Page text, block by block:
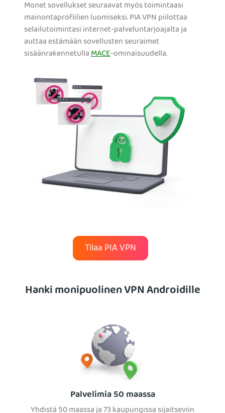
Monet sovellukset seuraavat myös toimintaasi
mainontaprofiilien luomiseksi. PIA VPN piilottaa
selailutoimintasi internet-palveluntarjoajalta ja
auttaa estämään sovellusten seuraimet
sisäänrakennetullaMACE-ominaisuudella.
Tilaa PIA VPN
Hanki monipuolinen VPN Androidille
Palvelimia 50 maassa